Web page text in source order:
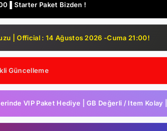
▌Starter Paket Bizden !
| Official : 14 Ağustos 2026 -Cuma 21:00!
Güncelleme
VIP Paket Hediye | GB Değerli / Item Kolay |